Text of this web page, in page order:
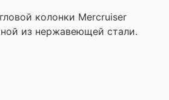
колонки Mercruiser
из нержавеющей стали.